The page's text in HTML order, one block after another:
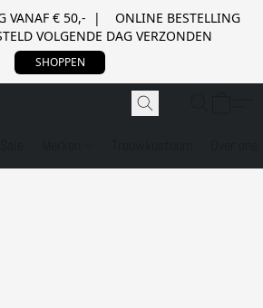
VANAF € 50,- | ONLINE BESTELLING
VOLGENDE DAG VERZONDEN
SHOPPEN